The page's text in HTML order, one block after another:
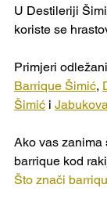
U Destileriji
koriste se
Primjeri
Barrique Šimić,
Šimić i
Ako vas zanima
barrique kod
Što znači